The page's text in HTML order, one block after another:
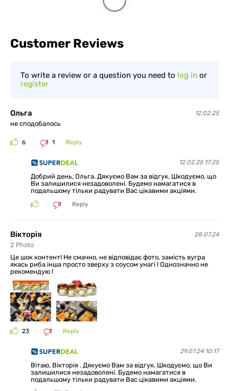
Customer Reviews
To write a review or a question you need to log in or
register
Ольга 12.02.25
не сподобалось
6 1 Reply
12.02.25 17:25
Добрий день, Ольга. Дякуємо Вам за відгук. Шкодуємо, що
Ви залишилися незадоволені. Будемо намагатися в
подальшому тільки радувати Вас цікавими акціями.
Reply
Вікторія 28.07.24
2 Photo
Це шок контент! Не смачно, не відповідає фото, замість вугра
якась риба інша просто зверху з соусом унагі ! Однозначно не
рекомендую !
23 Reply
29.07.24 10:17
Вітаю, Вікторія . Дякуємо Вам за відгук. Шкодуємо, що Ви
залишилися незадоволені. Будемо намагатися в
подальшому тільки радувати Вас цікавими акціями.